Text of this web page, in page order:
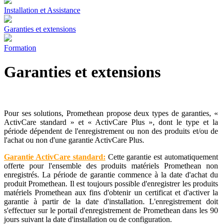
Installation et Assistance
Garanties et extensions
Formation
Garanties et extensions
Pour ses solutions, Promethean propose deux types de garanties, «
ActivCare standard » et « ActivCare Plus », dont le type et la
période dépendent de l'enregistrement ou non des produits et/ou de
l'achat ou non d'une garantie ActivCare Plus.
Garantie ActivCare standard: Cette garantie est automatiquement
offerte pour l'ensemble des produits matériels Promethean non
enregistrés. La période de garantie commence à la date d'achat du
produit Promethean. Il est toujours possible d'enregistrer les produits
matériels Promethean aux fins d'obtenir un certificat et d'activer la
garantie à partir de la date d'installation. L'enregistrement doit
s'effectuer sur le portail d'enregistrement de Promethean dans les 90
jours suivant la date d'installation ou de configuration.